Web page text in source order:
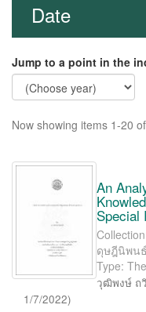
Date
Jump to a point in the
Now showing items 1-20
An
Special
ดุษฎีนิพน
Type:
วุฒิพงษ์ ถ
1/7/2022)